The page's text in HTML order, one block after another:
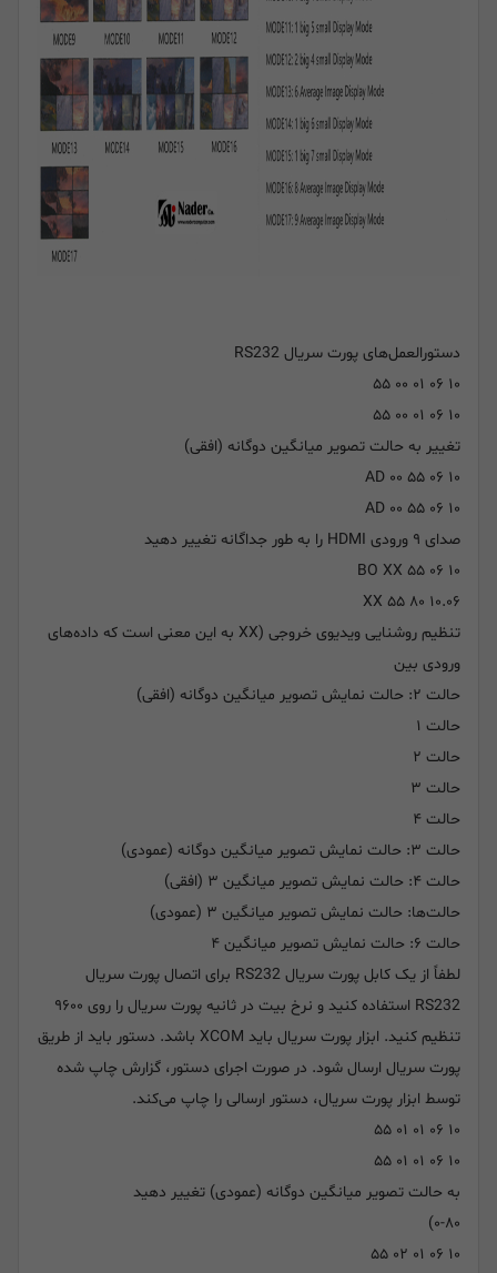
دستورالعمل‌های پورت سریال RS232
۱۰ ۰۶ ۰۱ ۰۰ ۵۵
۱۰ ۰۶ ۰۱ ۰۰ ۵۵
تغییر به حالت تصویر میانگین دوگانه (افقی)
۱۰ ۰۶ AD ۰۰ ۵۵
۱۰ ۰۶ AD ۰۰ ۵۵
صدای ۹ ورودی HDMI را به طور جداگانه تغییر دهید
۱۰ ۰۶ BO XX ۵۵
۱۰.۰۶ ۸۰ XX ۵۵
تنظیم روشنایی ویدیوی خروجی (XX به این معنی است که داده‌های
ورودی بین
حالت ۲: حالت نمایش تصویر میانگین دوگانه (افقی)
حالت ۱
حالت ۲
حالت ۳
حالت ۴
حالت ۳: حالت نمایش تصویر میانگین دوگانه (عمودی)
حالت ۴: حالت نمایش تصویر میانگین ۳ (افقی)
حالت‌ها: حالت نمایش تصویر میانگین ۳ (عمودی)
حالت ۶: حالت نمایش تصویر میانگین ۴
لطفاً از یک کابل پورت سریال RS232 برای اتصال پورت سریال
RS232 استفاده کنید و نرخ بیت در ثانیه پورت سریال را روی ۹۶۰۰
تنظیم کنید. ابزار پورت سریال باید XCOM باشد. دستور باید از طریق
پورت سریال ارسال شود. در صورت اجرای دستور، گزارش چاپ شده
توسط ابزار پورت سریال، دستور ارسالی را چاپ می‌کند.
۱۰ ۰۶ ۰۱ ۰۱ ۵۵
۱۰ ۰۶ ۰۱ ۰۱ ۵۵
به حالت تصویر میانگین دوگانه (عمودی) تغییر دهید
۰-۸۰)
۱۰ ۰۶ ۰۱ ۰۲ ۵۵